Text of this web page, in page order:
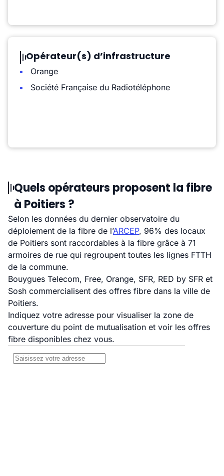
Opérateur(s) d’infrastructure
Orange
Société Française du Radiotéléphone
Quels opérateurs proposent la fibre
à Poitiers ?
Selon les données du dernier observatoire du
déploiement de la fibre de l’ARCEP, 96% des locaux
de Poitiers sont raccordables à la fibre grâce à 71
armoires de rue qui regroupent toutes les lignes FTTH
de la commune.
Bouygues Telecom, Free, Orange, SFR, RED by SFR et
Sosh commercialisent des offres fibre dans la ville de
Poitiers.
Indiquez votre adresse pour visualiser la zone de
couverture du point de mutualisation et voir les offres
fibre disponibles chez vous.